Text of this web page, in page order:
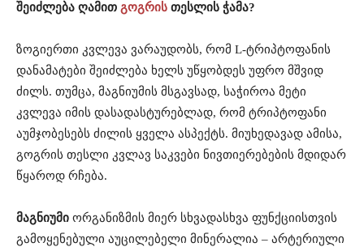
შეიძლება ღამით გოგრის თესლის ჭამა?
ზოგიერთი კვლევა ვარაუდობს, რომ L-ტრიპტოფანის
დანამატები შეიძლება ხელს უწყობდეს უფრო მშვიდ
ძილს. თუმცა, მაგნიუმის მსგავსად, საჭიროა მეტი
კვლევა იმის დასადასტურებლად, რომ ტრიპტოფანი
აუმჯობესებს ძილის ყველა ასპექტს. მიუხედავად ამისა,
გოგრის თესლი კვლავ საკვები ნივთიერებების მდიდარ
წყაროდ რჩება.
მაგნიუმი ორგანიზმის მიერ სხვადასხვა ფუნქციისთვის
გამოყენებული აუცილებელი მინერალია – არტერიული